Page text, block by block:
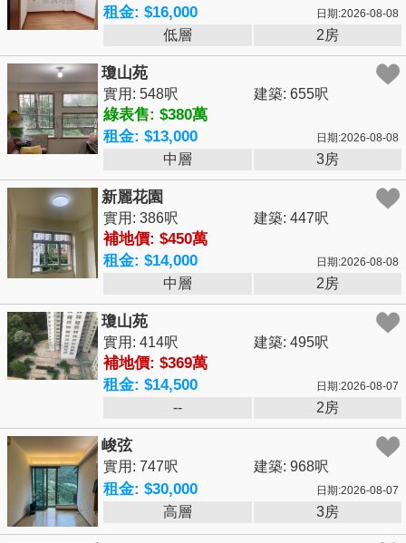
租金: $16,000
日期:2026-08-08
低層 2房
瓊山苑
實用: 548呎 建築: 655呎
綠表售: $380萬
租金: $13,000
日期:2026-08-08
中層 3房
新麗花園
實用: 386呎 建築: 447呎
補地價: $450萬
租金: $14,000
日期:2026-08-08
中層 2房
瓊山苑
實用: 414呎 建築: 495呎
補地價: $369萬
租金: $14,500
日期:2026-08-07
-- 2房
峻弦
實用: 747呎 建築: 968呎
租金: $30,000 日期:2026-08-07
高層 3房